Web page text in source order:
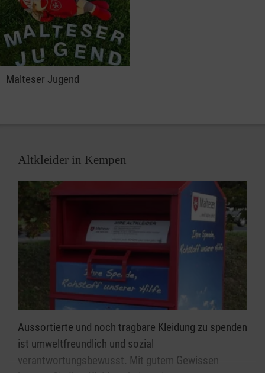
Malteser Jugend
Altkleider in Kempen
Aussortierte und noch tragbare Kleidung zu spenden
ist umweltfreundlich und sozial
verantwortungsbewusst. Mit gutem Gewissen